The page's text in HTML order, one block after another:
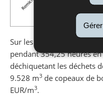
Sur les aires de
pendant 354,25 heures
déchiquetant les déchets
9.528 m3 de copeaux de
EUR/m3.